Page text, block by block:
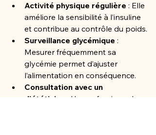
Activité physique régulière : Elle
améliore la sensibilité à l’insuline
et contribue au contrôle du poids.
Surveillance glycémique :
Mesurer fréquemment sa
glycémie permet d’ajuster
l’alimentation en conséquence.
Consultation avec un
diététicien
: Un professionnel